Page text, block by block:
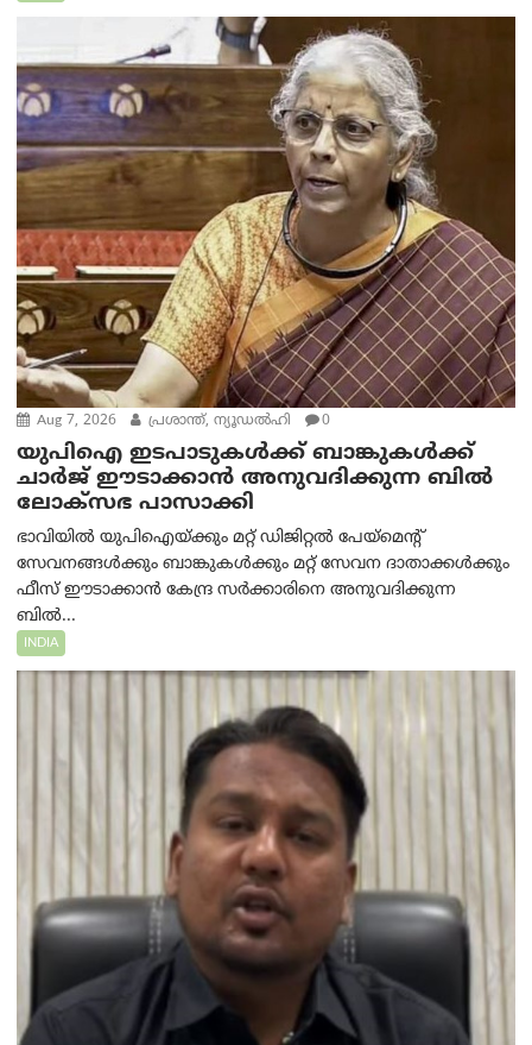
Aug 7, 2026 പ്രശാന്ത്, ന്യൂഡല്‍ഹി 0
യുപിഐ ഇടപാടുകൾക്ക് ബാങ്കുകൾക്ക്
ചാർജ് ഈടാക്കാൻ അനുവദിക്കുന്ന ബിൽ
ലോക്‌സഭ പാസാക്കി
ഭാവിയിൽ യുപിഐയ്ക്കും മറ്റ് ഡിജിറ്റൽ പേയ്‌മെന്റ്
സേവനങ്ങൾക്കും ബാങ്കുകൾക്കും മറ്റ് സേവന ദാതാക്കൾക്കും
ഫീസ് ഈടാക്കാൻ കേന്ദ്ര സർക്കാരിനെ അനുവദിക്കുന്ന
ബിൽ...
INDIA